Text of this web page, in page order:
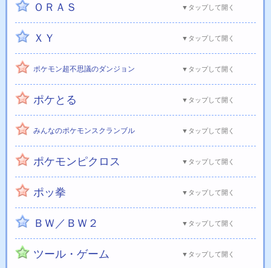
ＯＲＡＳ ▼タップして開く
ＸＹ ▼タップして開く
ポケモン超不思議のダンジョン ▼タップして開く
ポケとる ▼タップして開く
みんなのポケモンスクランブル ▼タップして開く
ポケモンピクロス ▼タップして開く
ポッ拳 ▼タップして開く
ＢＷ／ＢＷ２ ▼タップして開く
ツール・ゲーム ▼タップして開く